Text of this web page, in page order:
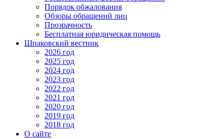
Порядок обжалования
Обзоры обращений лиц
Прозрачность
Бесплатная юридическая помощь
Шпаковский вестник
2026 год
2025 год
2024 год
2023 год
2022 год
2021 год
2020 год
2019 год
2018 год
О сайте